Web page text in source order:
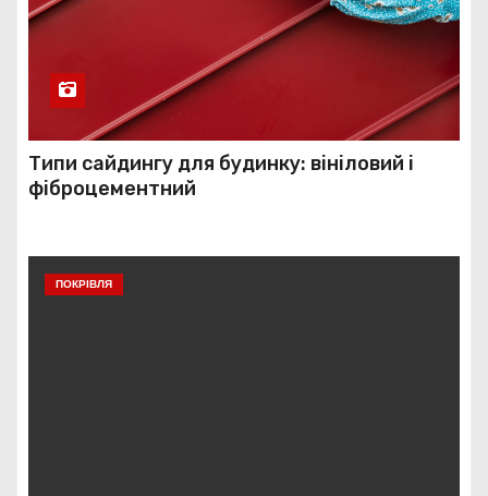
Типи сайдингу для будинку: вініловий і
фіброцементний
ПОКРІВЛЯ